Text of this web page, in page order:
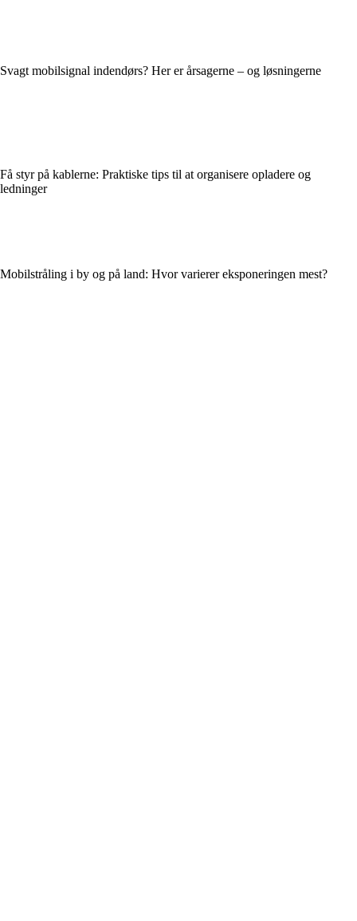
Svagt mobilsignal indendørs? Her er årsagerne – og løsningerne
Få styr på kablerne: Praktiske tips til at organisere opladere og
ledninger
Mobilstråling i by og på land: Hvor varierer eksponeringen mest?